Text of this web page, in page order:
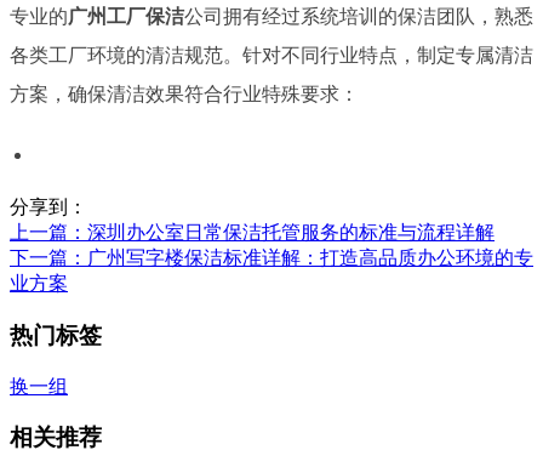
专业的广州工厂保洁公司拥有经过系统培训的保洁团队，熟悉
各类工厂环境的清洁规范。针对不同行业特点，制定专属清洁
方案，确保清洁效果符合行业特殊要求：
分享到：
上一篇 ：深圳办公室日常保洁托管服务的标准与流程详解
下一篇 ：广州写字楼保洁标准详解：打造高品质办公环境的专
业方案
热门标签
换一组
相关推荐